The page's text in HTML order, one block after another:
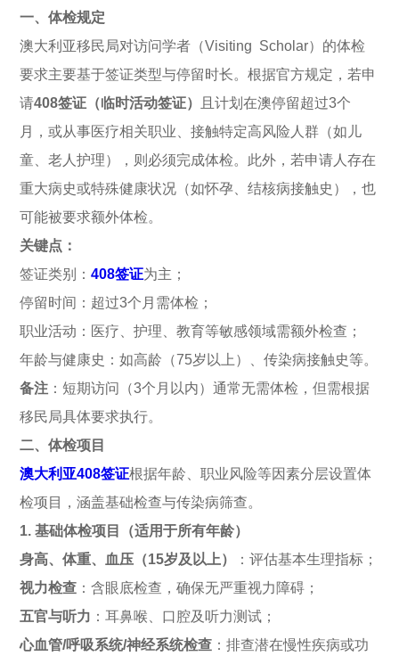
一、体检规定
澳大利亚移民局对访问学者（Visiting Scholar）的体检
要求主要基于签证类型与停留时长。根据官方规定，若申
请408签证（临时活动签证）
且计划在澳停留超过3个
月，或从事医疗相关职业、接触特定高风险人群（如儿
童、老人护理），则必须完成体检。此外，若申请人存在
重大病史或特殊健康状况（如怀孕、结核病接触史），也
可能被要求额外体检。
关键点：
签证类别：408签证为主；
停留时间：超过3个月需体检；
职业活动：医疗、护理、教育等敏感领域需额外检查；
年龄与健康史：如高龄（75岁以上）、传染病接触史等。
备注 ：短期访问（3个月以内）通常无需体检，但需根据
移民局具体要求执行。
二、体检项目
澳大利亚408签证根据年龄、职业风险等因素分层设置体
检项目，涵盖基础检查与传染病筛查。
1.基础体检项目（适用于所有年龄）
身高、体重、血压（15岁及以上）
：评估基本生理指标；
视力检查 ：含眼底检查，确保无严重视力障碍；
五官与听力 ：耳鼻喉、口腔及听力测试；
心血管/呼吸系统/神经系统检查 ：排查潜在慢性疾病或功